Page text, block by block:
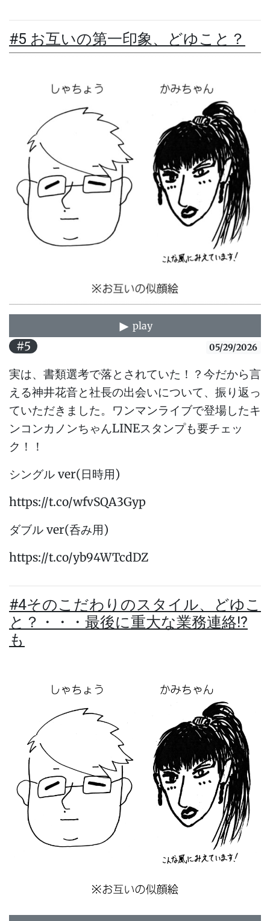
#5 お互いの第一印象、どゆこと？
play
#5 05/29/2026
実は、書類選考で落とされていた！？今だから言
える神井花音と社長の出会いについて、振り返っ
ていただきました。ワンマンライブで登場したキ
ンコンカノンちゃんLINEスタンプも要チェッ
ク！！
シングル ver(日時用)
https://t.co/wfvSQA3Gyp
ダブル ver(呑み用)
https://t.co/yb94WTcdDZ
#4そのこだわりのスタイル、どゆこ
と？・・・最後に重大な業務連絡!?
も